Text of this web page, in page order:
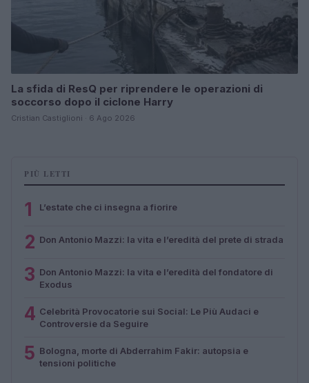
La sfida di ResQ per riprendere le operazioni di
soccorso dopo il ciclone Harry
Cristian Castiglioni · 6 Ago 2026
PIÙ LETTI
1 L’estate che ci insegna a fiorire
2 Don Antonio Mazzi: la vita e l’eredità del prete di strada
3 Don Antonio Mazzi: la vita e l’eredità del fondatore di
Exodus
4 Celebrità Provocatorie sui Social: Le Più Audaci e
Controversie da Seguire
5 Bologna, morte di Abderrahim Fakir: autopsia e
tensioni politiche